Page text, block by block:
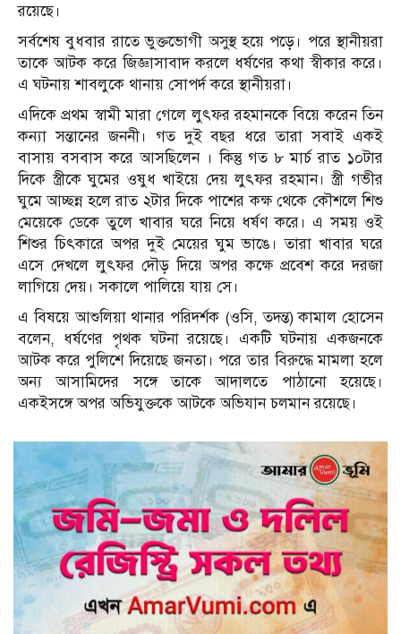
রয়েছে।
সর্বশেষ বুধবার রাতে ভুক্তভোগী অসুস্থ হয়ে পড়ে। পরে স্থানীয়রা
তাকে আটক করে জিজ্ঞাসাবাদ করলে ধর্ষণের কথা স্বীকার করে।
এ ঘটনায় শাবলুকে থানায় সোপর্দ করে স্থানীয়রা।
এদিকে প্রথম স্বামী মারা গেলে লুৎফর রহমানকে বিয়ে করেন তিন
কন্যা সন্তানের জননী। গত দুই বছর ধরে তারা সবাই একই
বাসায় বসবাস করে আসছিলেন । কিন্তু গত ৮ মার্চ রাত ১০টার
দিকে স্ত্রীকে ঘুমের ওষুধ খাইয়ে দেয় লুৎফর রহমান। স্ত্রী গভীর
ঘুমে আচ্ছন্ন হলে রাত ২টার দিকে পাশের কক্ষ থেকে কৌশলে শিশু
মেয়েকে ডেকে তুলে খাবার ঘরে নিয়ে ধর্ষণ করে। এ সময় ওই
শিশুর চিৎকারে অপর দুই মেয়ের ঘুম ভাঙে। তারা খাবার ঘরে
এসে দেখলে লুৎফর দৌড় দিয়ে অপর কক্ষে প্রবেশ করে দরজা
লাগিয়ে দেয়। সকালে পালিয়ে যায় সে।
এ বিষয়ে আশুলিয়া থানার পরিদর্শক (ওসি, তদন্ত) কামাল হোসেন
বলেন, ধর্ষণের পৃথক ঘটনা রয়েছে। একটি ঘটনায় একজনকে
আটক করে পুলিশে দিয়েছে জনতা। পরে তার বিরুদ্ধে মামলা হলে
অন্য আসামিদের সঙ্গে তাকে আদালতে পাঠানো হয়েছে।
একইসঙ্গে অপর অভিযুক্তকে আটকে অভিযান চলমান রয়েছে।